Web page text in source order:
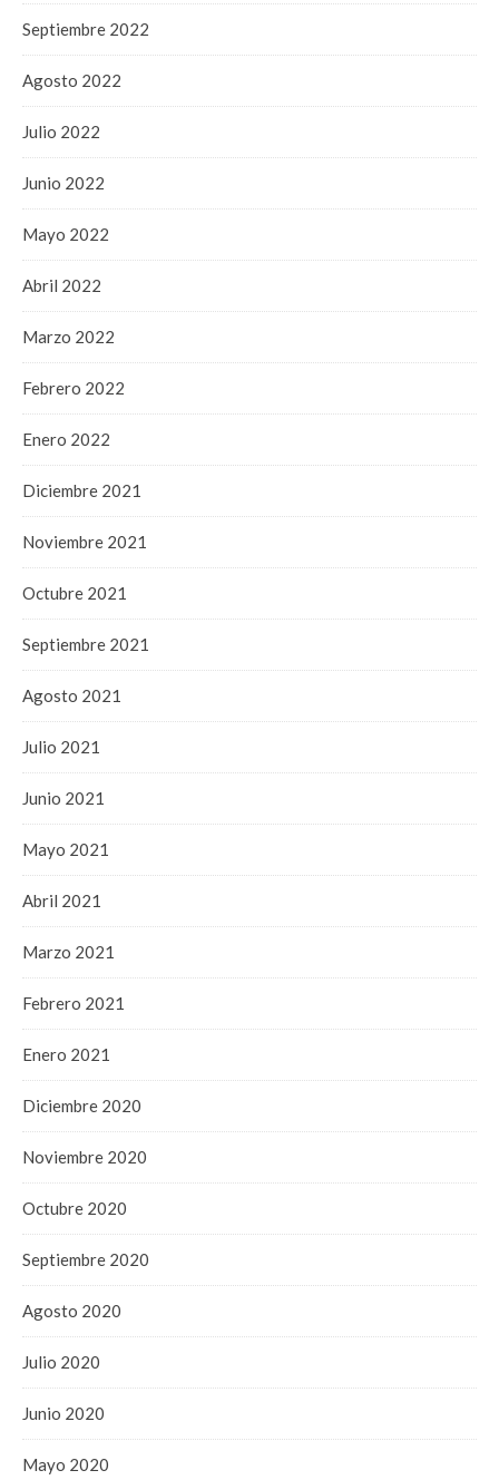
Septiembre 2022
Agosto 2022
Julio 2022
Junio 2022
Mayo 2022
Abril 2022
Marzo 2022
Febrero 2022
Enero 2022
Diciembre 2021
Noviembre 2021
Octubre 2021
Septiembre 2021
Agosto 2021
Julio 2021
Junio 2021
Mayo 2021
Abril 2021
Marzo 2021
Febrero 2021
Enero 2021
Diciembre 2020
Noviembre 2020
Octubre 2020
Septiembre 2020
Agosto 2020
Julio 2020
Junio 2020
Mayo 2020